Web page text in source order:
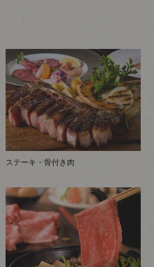
ステーキ・骨付き肉